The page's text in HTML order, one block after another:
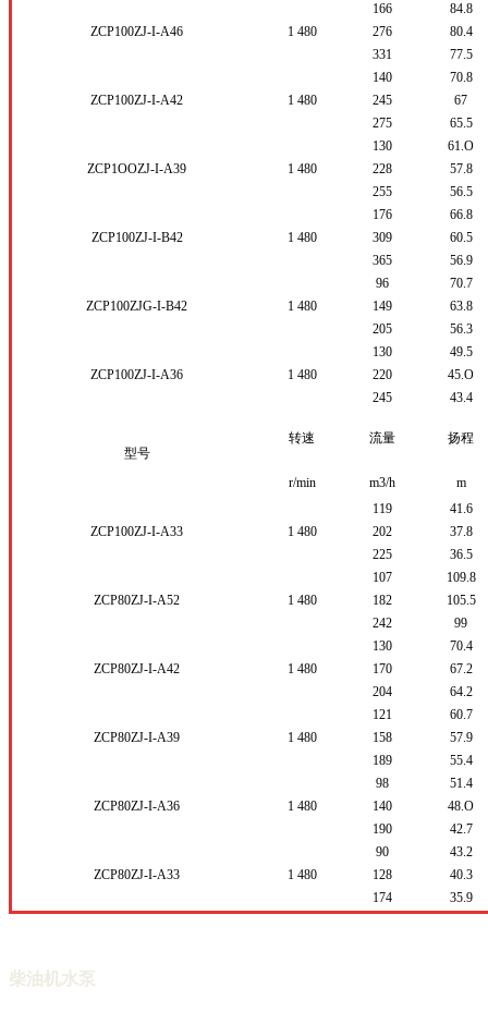
ZCP100ZJ-I-A46 1 480
166
84.8
276
80.4
331
77.5
ZCP100ZJ-I-A42 1 480
140
70.8
245
67
275
65.5
ZCP1OOZJ-I-A39 1 480
130
61.O
228
57.8
255
56.5
ZCP100ZJ-I-B42 1 480
176
66.8
309
60.5
365
56.9
ZCP100ZJG-I-B42 1 480
96
70.7
149
63.8
205
56.3
ZCP100ZJ-I-A36 1 480
130
49.5
220
45.O
245
43.4
型号
转速 流量 扬程
r/min m3/h m
ZCP100ZJ-I-A33 1 480
119
41.6
202
37.8
225
36.5
ZCP80ZJ-I-A52 1 480
107
109.8
182
105.5
242
99
ZCP80ZJ-I-A42 1 480
130
70.4
170
67.2
204
64.2
ZCP80ZJ-I-A39 1 480
121
60.7
158
57.9
189
55.4
ZCP80ZJ-I-A36 1 480
98
51.4
140
48.O
190
42.7
ZCP80ZJ-I-A33 1 480
90
43.2
128
40.3
174
35.9
柴油机水泵